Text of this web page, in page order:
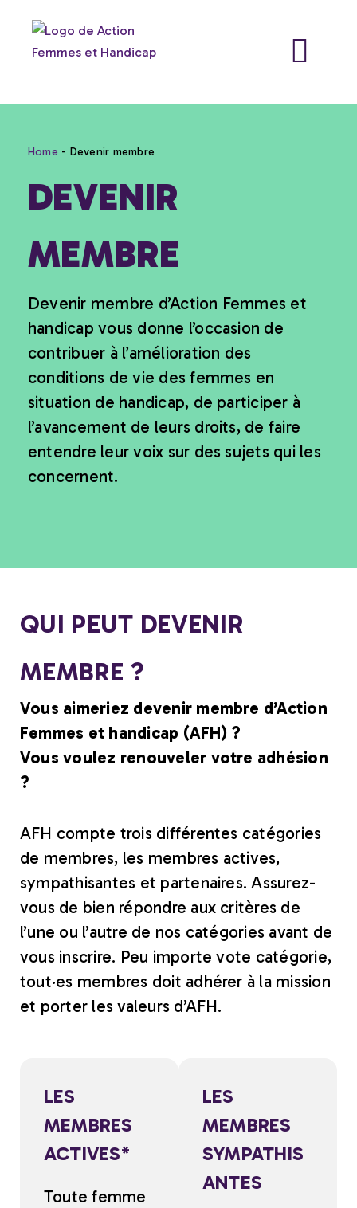
contenu
Home - Devenir membre
DEVENIR
MEMBRE
Devenir membre d’Action Femmes et
handicap vous donne l’occasion de
contribuer à l’amélioration des
conditions de vie des femmes en
situation de handicap, de participer à
l’avancement de leurs droits, de faire
entendre leur voix sur des sujets qui les
concernent.
QUI PEUT DEVENIR
MEMBRE ?
Vous aimeriez devenir membre d’Action
Femmes et handicap (AFH) ?
Vous voulez renouveler votre adhésion
?
AFH compte trois différentes catégories
de membres, les membres actives,
sympathisantes et partenaires. Assurez-
vous de bien répondre aux critères de
l’une ou l’autre de nos catégories avant de
vous inscrire. Peu importe vote catégorie,
tout·es membres doit adhérer à la mission
et porter les valeurs d’AFH.
LES
MEMBRES
ACTIVES*
Toute femme
LES
MEMBRES
SYMPATHIS
ANTES